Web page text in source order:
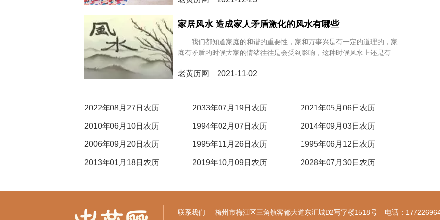
家居风水 造成家人矛盾激化的风水有哪些
我们都知道家庭的和谐的重要性，家和万事兴是有一定的道理的，家
庭有矛盾的时候大家的情绪往往是会受到影响，这种时候风水上还是有些
激化的风水有哪些呢？ 客厅出现缺角 客厅出现缺角的时候家人之
后，挑拨离间的人是
老黄历网 2021-11-02
2022年08月27日农历 2033年07月19日农历 2021年05月06日农历
2010年06月10日农历 1994年02月07日农历 2014年09月03日农历
2006年09月20日农历 1995年11月26日农历 1995年06月12日农历
2013年01月18日农历 2019年10月09日农历 2028年07月30日农历
联系我们 梅州市梅江区三角镇客都大道东汇城D2写字楼1518号 电话：